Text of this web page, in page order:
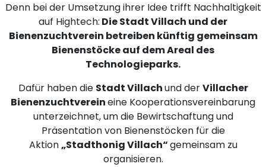
Denn bei der Umsetzung ihrer Idee trifft Nachhaltigkeit
auf Hightech: Die Stadt Villach und der
Bienenzuchtverein betreiben künftig gemeinsam
Bienenstöcke auf dem Areal des
Technologieparks.
Dafür haben die Stadt Villachund derVillacher
Bienenzuchtvereineine Kooperationsvereinbarung
unterzeichnet, um die Bewirtschaftung und
Präsentation von Bienenstöcken für die
Aktion„Stadthonig Villach“gemeinsam zu
organisieren.